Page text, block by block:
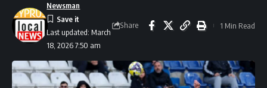
Last updated: March
18, 2026 7:50 am
Newsman
Share 1 Min Read